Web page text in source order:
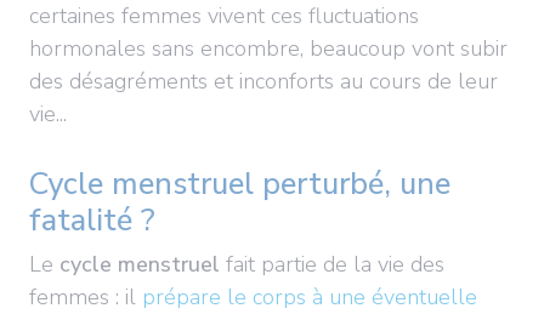
certaines femmes vivent ces fluctuations
hormonales sans encombre, beaucoup vont subir
des désagréments et inconforts au cours de leur
vie...
Cycle menstruel perturbé, une
fatalité ?
Le cycle menstruel fait partie de la vie des
femmes : il prépare le corps à une éventuelle